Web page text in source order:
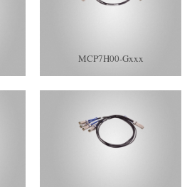
MCP7H00-Gxxx